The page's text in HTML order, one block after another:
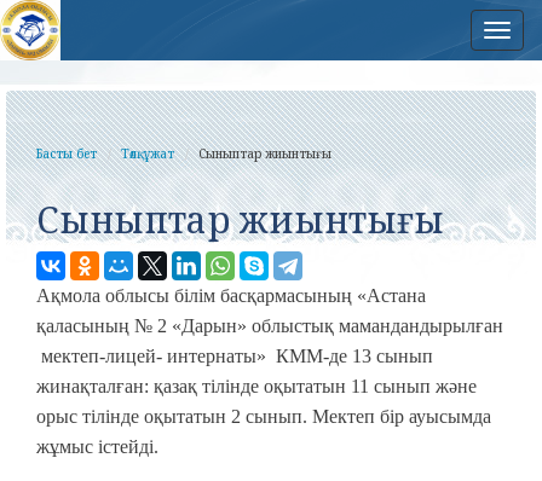
Басты бет Төлқұжат Сыныптар жиынтығы
Сыныптар жиынтығы
Ақмола облысы білім басқармасының «Астана
қаласының № 2 «Дарын» облыстық мамандандырылған
мектеп-лицей- интернаты» КММ-де 13 сынып
жинақталған: қазақ тілінде оқытатын 11 сынып және
орыс тілінде оқытатын 2 сынып. Мектеп бір ауысымда
жұмыс істейді.